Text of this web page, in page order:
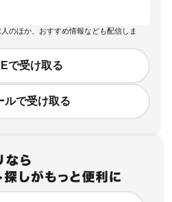
のほか、おすすめ情報なども配信しま
で受け取る
ルで受け取る